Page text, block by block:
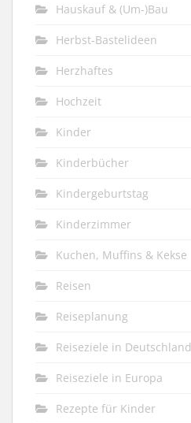
Hauskauf & (Um-)Bau
Herbst-Bastelideen
Herzhaftes
Hochzeit
Kinder
Kinderbücher
Kindergeburtstag
Kinderzimmer
Kuchen, Muffins & Kekse
Reisen
Reiseplanung
Reiseziele in Deutschland
Reiseziele in Europa
Rezepte für Kinder